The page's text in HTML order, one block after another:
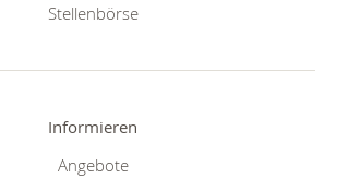
Stellenbörse
Informieren
Angebote